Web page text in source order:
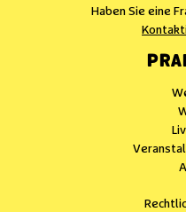
Haben Sie eine